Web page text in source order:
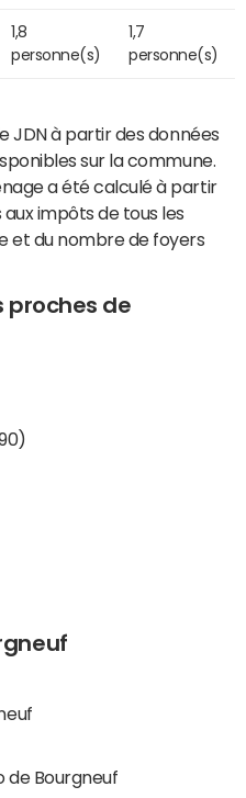
1,8
personne(s)
1,7
personne(s)
JDN à partir des données
sur la commune.
a été calculé à partir
impôts de tous les
et du nombre de foyers
proches de
de Bourgneuf